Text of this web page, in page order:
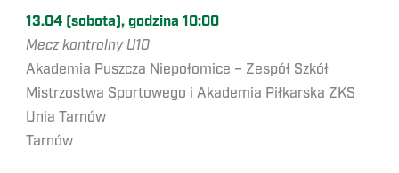
13.04 (sobota), godzina 10:00
Mecz kontrolny U10
Akademia Puszcza Niepołomice – Zespół Szkół
Mistrzostwa Sportowego i Akademia Piłkarska ZKS
Unia Tarnów
Tarnów